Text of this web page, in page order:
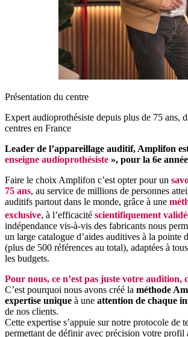
Présentation du centre
Expert audioprothésiste depuis plus de 75 ans,
centres en France
Leader de l’appareillage auditif, Amplifon
enseigne audioprothésiste », pour la 6e
Faire le choix Amplifon c’est opter pour un
75 ans, au service de millions de personnes
auditifs partout dans le monde, grâce à une
exclusive, à l’efficacité scientifiquement
indépendance vis-à-vis des fabricants nous
un large catalogue d’aides auditives à la pointe
(plus de 500 références au total), adaptées à
les budgets.
Pour nous, ce n’est pas juste votre audition,
C’est pourquoi nous avons créé la méthode
expertise unique à une attention de chaque
de nos clients.
Cette expertise s’appuie sur notre protocole de
permettant de définir avec précision votre profil